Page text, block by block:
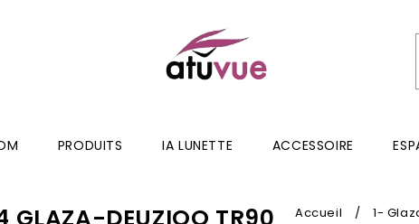
PRODUITS IA LUNETTE ACCESSOIRE
Accueil / 1-